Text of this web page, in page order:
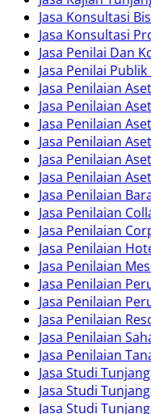
Jasa Konsultasi
Jasa Konsultasi
Jasa Penilai Dan
Jasa Penilai
Jasa Penilaian
Jasa Penilaian
Jasa Penilaian
Jasa Penilaian
Jasa Penilaian
Jasa Penilaian
Jasa Penilaian
Jasa Penilaian
Jasa Penilaian
Jasa Penilaian
Jasa Penilaian
Jasa Penilaian
Jasa Penilaian
Jasa Penilaian
Jasa Penilaian
Jasa Penilaian
Jasa Studi
Jasa Studi
Jasa Studi